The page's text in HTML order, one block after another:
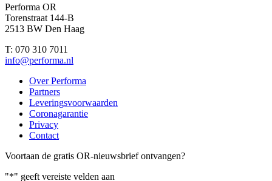
Performa OR
Torenstraat 144-B
2513 BW Den Haag
T: 070 310 7011
info@performa.nl
Over Performa
Partners
Leveringsvoorwaarden
Coronagarantie
Privacy
Contact
Voortaan de gratis OR-nieuwsbrief ontvangen?
"*" geeft vereiste velden aan